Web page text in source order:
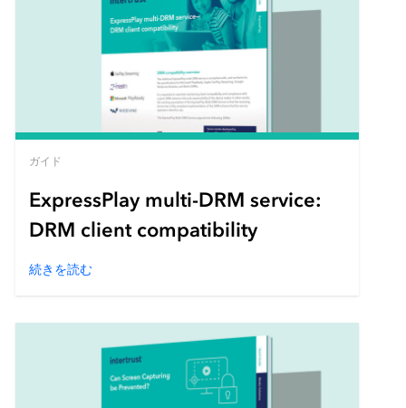
ガイド
ExpressPlay multi-DRM service:
DRM client compatibility
続きを読む